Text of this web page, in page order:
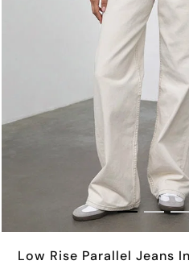
Low Rise Parallel Jeans